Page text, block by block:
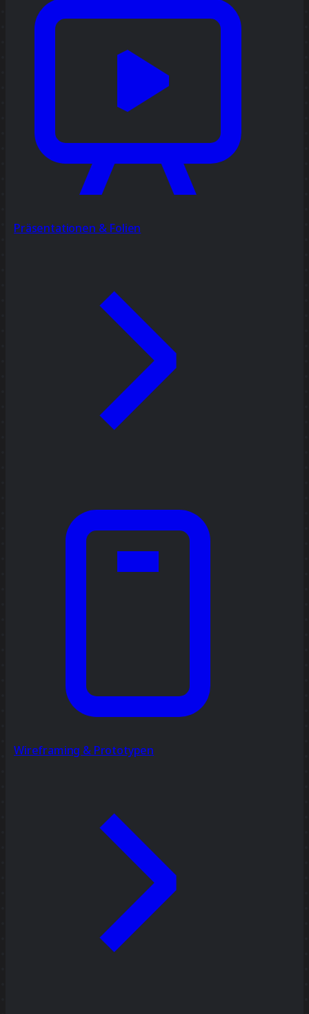
Präsentationen & Folien
Wireframing & Prototypen